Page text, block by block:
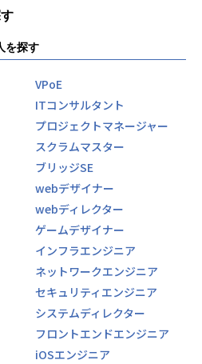
を探す
VPoE
ITコンサルタント
プロジェクトマネージャー
スクラムマスター
ブリッジSE
webデザイナー
webディレクター
ゲームデザイナー
インフラエンジニア
ネットワークエンジニア
セキュリティエンジニア
システムディレクター
フロントエンドエンジニア
iOSエンジニア